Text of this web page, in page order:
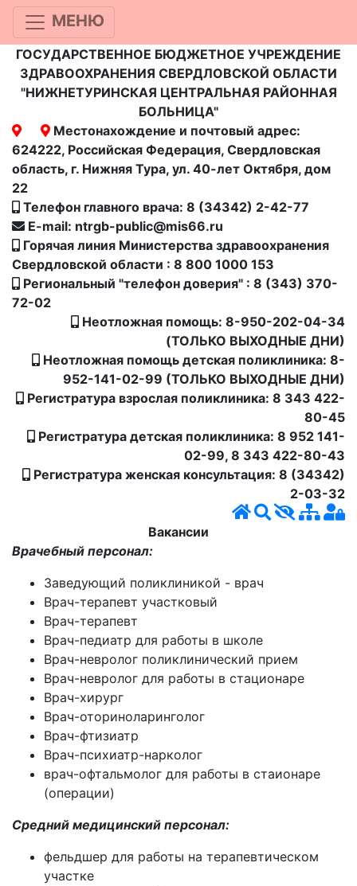
МЕНЮ
ГОСУДАРСТВЕННОЕ БЮДЖЕТНОЕ УЧРЕЖДЕНИЕ
ЗДРАВООХРАНЕНИЯ СВЕРДЛОВСКОЙ ОБЛАСТИ
"НИЖНЕТУРИНСКАЯ ЦЕНТРАЛЬНАЯ РАЙОННАЯ
БОЛЬНИЦА"
Местонахождение и почтовый адрес:
624222, Российская Федерация, Свердловская
область, г. Нижняя Тура, ул. 40-лет Октября, дом
22
Телефон главного врача: 8 (34342) 2-42-77
E-mail: ntrgb-public@mis66.ru
Горячая линия Министерства здравоохранения
Свердловской области : 8 800 1000 153
Региональный "телефон доверия" : 8 (343) 370-
72-02
Неотложная помощь: 8-950-202-04-34
(ТОЛЬКО ВЫХОДНЫЕ ДНИ)
Неотложная помощь детская поликлиника: 8-
952-141-02-99 (ТОЛЬКО ВЫХОДНЫЕ ДНИ)
Регистратура взрослая поликлиника: 8 343 422-
80-45
Регистратура детская поликлиника: 8 952 141-
02-99, 8 343 422-80-43
Регистратура женская консультация: 8 (34342)
2-03-32
Вакансии
Врачебный персонал:
Заведующий поликлиникой - врач
Врач-терапевт участковый
Врач-терапевт
Врач-педиатр для работы в школе
Врач-невролог поликлинический прием
Врач-невролог для работы в стационаре
Врач-хирург
Врач-оториноларинголог
Врач-фтизиатр
Врач-психиатр-нарколог
врач-офтальмолог для работы в стаионаре
(операции)
Средний медицинский персонал:
фельдшер для работы на терапевтическом
участке